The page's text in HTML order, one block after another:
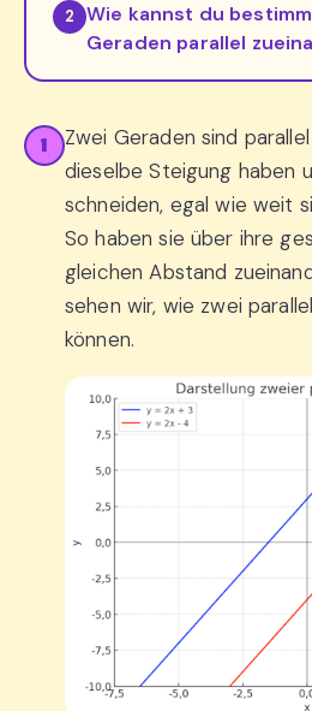
2
Wie kannst du
Geraden parallel
1
Zwei Geraden sind
dieselbe Steigung haben
schneiden, egal wie weit
So haben sie über ihre
gleichen Abstand
sehen wir, wie zwei
können.